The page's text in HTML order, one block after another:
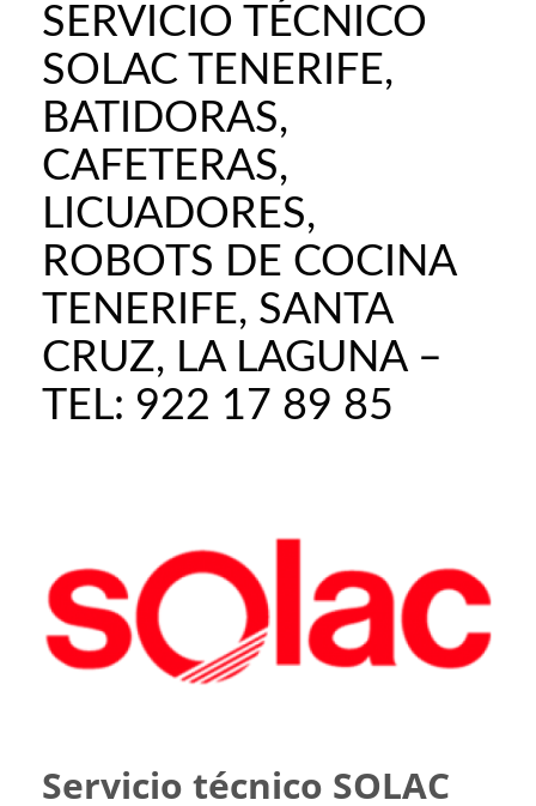
SERVICIO TÉCNICO
SOLAC TENERIFE,
BATIDORAS,
CAFETERAS,
LICUADORES,
ROBOTS DE COCINA
TENERIFE, SANTA
CRUZ, LA LAGUNA –
TEL: 922 17 89 85
Servicio técnico SOLAC